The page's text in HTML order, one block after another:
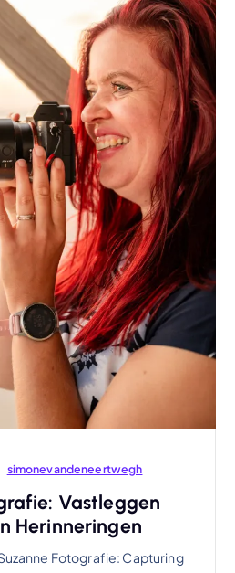
simonevandeneertwegh
Vastleggen
Herinneringen
Fotografie: Capturing